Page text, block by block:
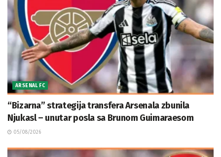
ARSENAL FC
“Bizarna” strategija transfera Arsenala zbunila
Njukasl – unutar posla sa Brunom Guimaraesom
05/08/2026